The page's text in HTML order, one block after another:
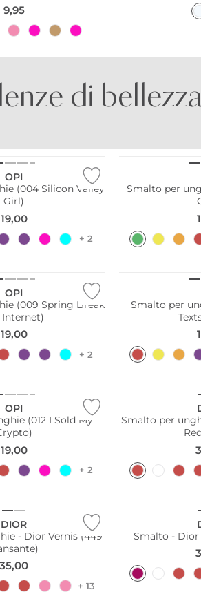
9,95
di
FRESCHI
OPI
(004 Silicon Valley
Girl)
19,00
+ 2
Smalto per
OPI
(009 Spring Break
19,00
+ 2
Smalto per
OPI
(012 I Sold My
19,00
+ 2
Smalto per
DIOR
- Dior Vernis (449
35,00
+ 13
Smalto - Dior